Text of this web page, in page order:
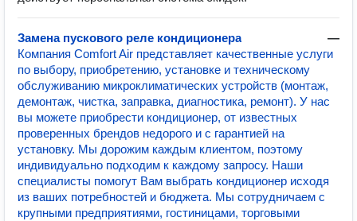
Замена пускового реле кондиционера
—
Компания Comfort Air представляет качественные услуги
по выбору, приобретению, установке и техническому
обслуживанию микроклиматических устройств (монтаж,
демонтаж, чистка, заправка, диагностика, ремонт). У нас
вы можете приобрести кондиционер, от известных
проверенных брендов недорого и с гарантией на
установку. Мы дорожим каждым клиентом, поэтому
индивидуально подходим к каждому запросу. Наши
специалисты помогут Вам выбрать кондиционер исходя
из ваших потребностей и бюджета. Мы сотрудничаем с
крупными предприятиями, гостиницами, торговыми